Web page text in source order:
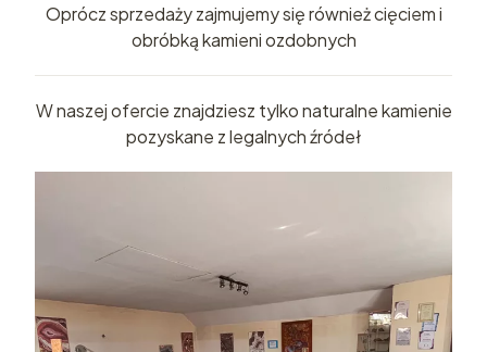
Oprócz sprzedaży zajmujemy się również cięciem i
obróbką kamieni ozdobnych
W naszej ofercie znajdziesz tylko naturalne kamienie
pozyskane z legalnych źródeł